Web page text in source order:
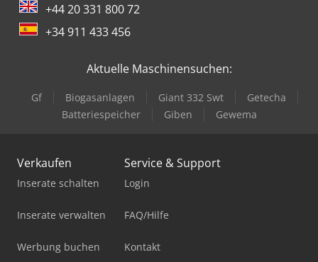
+44 20 331 800 72
+34 911 433 456
Aktuelle Maschinensuchen:
Gf Biogasanlagen Giant 332 Swt
Getecha
Batteriespeicher
Giben Gewema
Verkaufen
Inserate schalten
Inserate verwalten
Werbung buchen
Service & Support
Login
FAQ/Hilfe
Kontakt